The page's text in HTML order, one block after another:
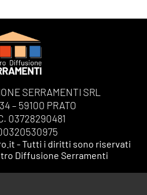
SERRAMENTI SRL
– 59100 PRATO
03728290481
- Tutti i diritti sono riservati
Diffusione Serramenti